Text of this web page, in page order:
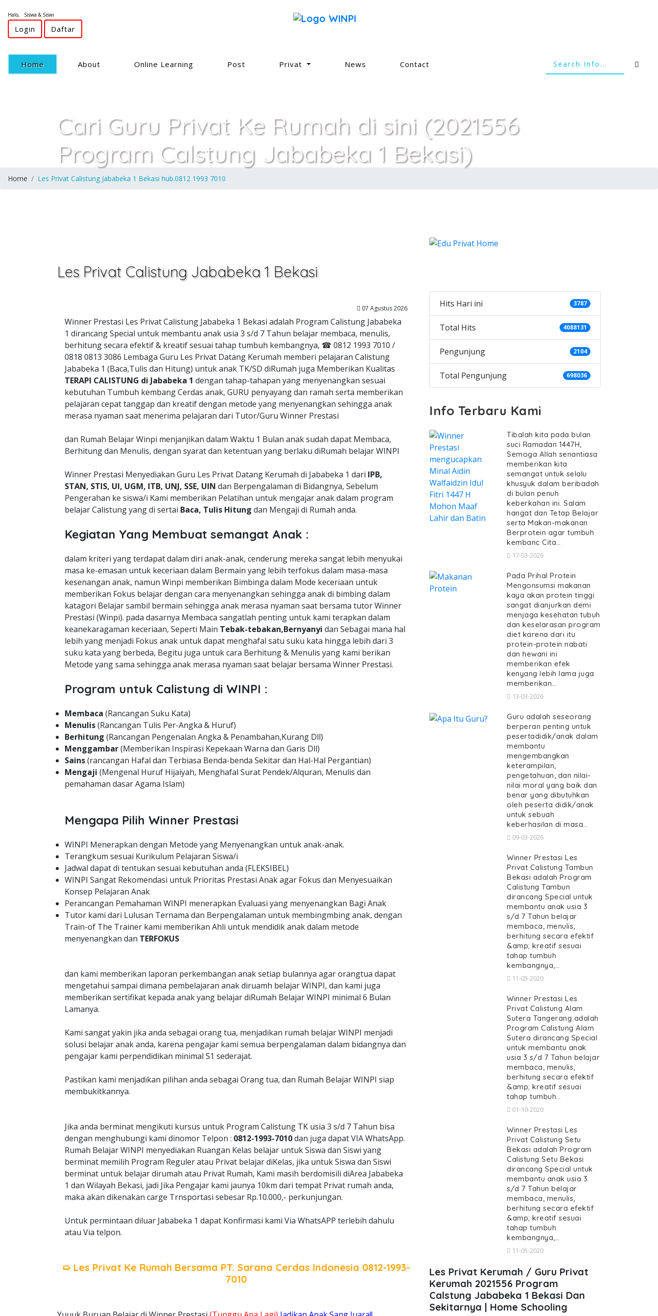
Halo, Siswa & Siswi
Login Daftar
Home(current) About Online Learning Post Privat News Contact
Cari Guru Privat Ke Rumah di sini (2021556
Program Calstung Jababeka 1 Bekasi)
Home Les Privat Calistung Jababeka 1 Bekasi hub.0812 1993 7010
Les Privat Calistung Jababeka 1 Bekasi
07 Agustus 2026
Winner Prestasi Les Privat Calistung Jababeka 1 Bekasi adalah Program Calistung Jababeka
1 dirancang Special untuk membantu anak usia 3 s/d 7 Tahun belajar membaca, menulis,
berhitung secara efektif & kreatif sesuai tahap tumbuh kembangnya, ☎ 0812 1993 7010 /
0818 0813 3086 Lembaga Guru Les Privat Datang Kerumah memberi pelajaran Calistung
Jababeka 1 (Baca,Tulis dan Hitung) untuk anak TK/SD diRumah juga Memberikan Kualitas
TERAPI CALISTUNG di Jababeka 1 dengan tahap-tahapan yang menyenangkan sesuai
kebutuhan Tumbuh kembang Cerdas anak, GURU penyayang dan ramah serta memberikan
pelajaran cepat tanggap dan kreatif dengan metode yang menyenangkan sehingga anak
merasa nyaman saat menerima pelajaran dari Tutor/Guru Winner Prestasi
dan Rumah Belajar Winpi menjanjikan dalam Waktu 1 Bulan anak sudah dapat Membaca,
Berhitung dan Menulis, dengan syarat dan ketentuan yang berlaku diRumah belajar WINPI
Winner Prestasi Menyediakan Guru Les Privat Datang Kerumah di Jababeka 1 dari IPB,
STAN, STIS, UI, UGM, ITB, UNJ, SSE, UIN dan Berpengalaman di Bidangnya, Sebelum
Pengerahan ke siswa/i Kami memberikan Pelatihan untuk mengajar anak dalam program
belajar Calistung yang di sertai Baca, Tulis Hitung dan Mengaji di Rumah anda.
Kegiatan Yang Membuat semangat Anak :
dalam kriteri yang terdapat dalam diri anak-anak, cenderung mereka sangat lebih menyukai
masa ke-emasan untuk keceriaan dalam Bermain yang lebih terfokus dalam masa-masa
kesenangan anak, namun Winpi memberikan Bimbinga dalam Mode keceriaan untuk
memberikan Fokus belajar dengan cara menyenangkan sehingga anak di bimbing dalam
katagori Belajar sambil bermain sehingga anak merasa nyaman saat bersama tutor Winner
Prestasi (Winpi). pada dasarnya Membaca sangatlah penting untuk kami terapkan dalam
keanekaragaman keceriaan, Seperti Main Tebak-tebakan,Bernyanyi dan Sebagai mana hal
lebih yang menjadi Fokus anak untuk dapat menghafal satu suku kata hingga lebih dari 3
suku kata yang berbeda, Begitu juga untuk cara Berhitung & Menulis yang kami berikan
Metode yang sama sehingga anak merasa nyaman saat belajar bersama Winner Prestasi.
Program untuk Calistung di WINPI :
Membaca (Rancangan Suku Kata)
Menulis(Rancangan Tulis Per-Angka & Huruf)
Berhitung (Rancangan Pengenalan Angka & Penambahan,Kurang Dll)
Menggambar(Memberikan Inspirasi Kepekaan Warna dan Garis Dll)
Sains(rancangan Hafal dan Terbiasa Benda-benda Sekitar dan Hal-Hal Pergantian)
Mengaji (Mengenal Huruf Hijaiyah, Menghafal Surat Pendek/Alquran, Menulis dan
pemahaman dasar Agama Islam)
Mengapa Pilih Winner Prestasi
WINPI Menerapkan dengan Metode yang Menyenangkan untuk anak-anak.
Terangkum sesuai Kurikulum Pelajaran Siswa/i
Jadwal dapat di tentukan sesuai kebutuhan anda (FLEKSIBEL)
WINPI Sangat Rekomendasi untuk Prioritas Prestasi Anak agar Fokus dan Menyesuaikan
Konsep Pelajaran Anak
Perancangan Pemahaman WINPI menerapkan Evaluasi yang menyenangkan Bagi Anak
Tutor kami dari Lulusan Ternama dan Berpengalaman untuk membingmbing anak, dengan
Train-of The Trainer kami memberikan Ahli untuk mendidik anak dalam metode
menyenangkan dan TERFOKUS
dan kami memberikan laporan perkembangan anak setiap bulannya agar orangtua dapat
mengetahui sampai dimana pembelajaran anak diruamh belajar WINPI, dan kami juga
memberikan sertifikat kepada anak yang belajar diRumah Belajar WINPI minimal 6 Bulan
Lamanya.
Kami sangat yakin jika anda sebagai orang tua, menjadikan rumah belajar WINPI menjadi
solusi belajar anak anda, karena pengajar kami semua berpengalaman dalam bidangnya dan
pengajar kami perpendidikan minimal S1 sederajat.
Pastikan kami menjadikan pilihan anda sebagai Orang tua, dan Rumah Belajar WINPI siap
membukitkannya.
Jika anda berminat mengikuti kursus untuk Program Calistung TK usia 3 s/d 7 Tahun bisa
dengan menghubungi kami dinomor Telpon : 0812-1993-7010dan juga dapat VIA WhatsApp.
Rumah Belajar WINPI menyediakan Ruangan Kelas belajar untuk Siswa dan Siswi yang
berminat memilih Program Reguler atau Privat belajar diKelas, jika untuk Siswa dan Siswi
berminat untuk belajar dirumah atau Privat Rumah, Kami masih berdomisili diArea Jababeka
1 dan Wilayah Bekasi, jadi Jika Pengajar kami jaunya 10km dari tempat Privat rumah anda,
maka akan dikenakan carge Trnsportasi sebesar Rp.10.000,- perkunjungan.
Untuk permintaan diluar Jababeka 1 dapat Konfirmasi kami Via WhatsAPP terlebih dahulu
atau Via telpon.
➯ Les Privat Ke Rumah Bersama PT. Sarana Cerdas Indonesia 0812-1993-
7010
Hits Hari ini 3787
Total Hits 4088131
Pengunjung 2104
Total Pengunjung 698036
Info Terbaru Kami
Tibalah kita pada bulan
suci Ramadan 1447H,
Semoga Allah senantiasa
memberikan kita
semangat untuk selalu
khusyuk dalam beribadah
di bulan penuh
keberkahan ini. Salam
hangat dan Tetap Belajar
serta Makan-makanan
Berprotein agar tumbuh
kembanc Cita…
17-03-2026
Pada Prihal Protein
Mengonsumsi makanan
kaya akan protein tinggi
sangat dianjurkan demi
menjaga kesehatan tubuh
dan keselarasan program
diet karena dari itu
protein-protein nabati
dan hewani ini
memberikan efek
kenyang lebih lama juga
memberikan…
13-03-2026
Guru adalah seseorang
berperan penting untuk
pesertadidik/anak dalam
membantu
mengembangkan
keterampilan,
pengetahuan, dan nilai-
nilai moral yang baik dan
benar yang dibutuhkan
oleh peserta didik/anak
untuk sebuah
keberhasilan di masa…
09-03-2026
Winner Prestasi Les
Privat Calistung Tambun
Bekasi adalah Program
Calistung Tambun
dirancang Special untuk
membantu anak usia 3
s/d 7 Tahun belajar
membaca, menulis,
berhitung secara efektif
&amp; kreatif sesuai
tahap tumbuh
kembangnya,…
11-05-2020
Winner Prestasi Les
Privat Calistung Alam
Sutera Tangerang adalah
Program Calistung Alam
Sutera dirancang Special
untuk membantu anak
usia 3 s/d 7 Tahun belajar
membaca, menulis,
berhitung secara efektif
&amp; kreatif sesuai
tahap tumbuh…
01-10-2020
Winner Prestasi Les
Privat Calistung Setu
Bekasi adalah Program
Calistung Setu Bekasi
dirancang Special untuk
membantu anak usia 3
s/d 7 Tahun belajar
membaca, menulis,
berhitung secara efektif
&amp; kreatif sesuai
tahap tumbuh
kembangnya,…
11-05-2020
Les Privat Kerumah / Guru Privat
Kerumah 2021556 Program
Calstung Jababeka 1 Bekasi Dan
Sekitarnya | Home Schooling